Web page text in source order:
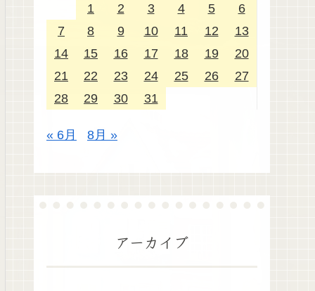
1 2 3 4 5
6
7
8 9 10 11 12
13
14
15 16 17 18 19
20
21
22 23 24 25 26
27
28
29 30 31
« 6月 8月 »
アーカイブ